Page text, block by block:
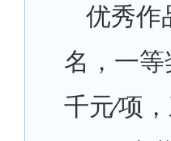
优秀作
名，一等
千元∕项